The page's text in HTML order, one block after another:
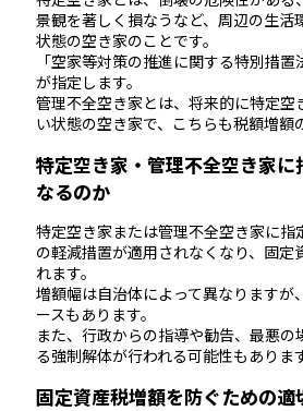
景観を著しく損なうなど、周辺の生活
状態の空き家のことです。
「空家等対策の推進に関する特別措
が指定します。
管理不全空き家とは、将来的に特定空
い状態の空き家で、こちらも税額増額
特定空き家・管理不全空き家に
なるのか
特定空き家または管理不全空き家に指
の軽減措置が適用されなくなり、固定
れます。
増額幅は自治体によって異なりますが
ースもあります。
また、行政からの指導や勧告、最悪の
る強制解体が行われる可能性もあります
固定資産税増額を防ぐための適